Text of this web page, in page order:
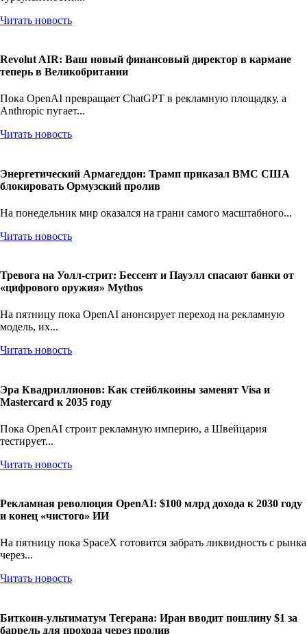
Читать новость
Revolut AIR: Ваш новый финансовый директор в кармане
теперь в Великобритании
Пока OpenAI превращает ChatGPT в рекламную площадку, а
Anthropic пугает...
Читать новость
Энергетический Армагеддон: Трамп приказал ВМС США
блокировать Ормузский пролив
На понедельник мир оказался на грани самого масштабного...
Читать новость
Тревога на Уолл-стрит: Бессент и Пауэлл спасают банки от
«цифрового оружия» Mythos
На пятницу пока OpenAI анонсирует переход на рекламную
модель, их...
Читать новость
Эра Квадриллионов: Как стейблкоины заменят Visa и
Mastercard к 2035 году
Пока OpenAI строит рекламную империю, а Швейцария
тестирует...
Читать новость
Рекламная революция OpenAI: $100 млрд дохода к 2030 году
и конец «чистого» ИИ
На пятницу пока SpaceX готовится забрать ликвидность с рынка
через...
Читать новость
Биткоин-ультиматум Тегерана: Иран вводит пошлину $1 за
баррель для прохода через пролив